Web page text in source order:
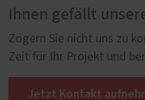
Ihnen gefällt
Zögern Sie nicht uns zu
Zeit für Ihr Projekt und
Jetzt Kontakt